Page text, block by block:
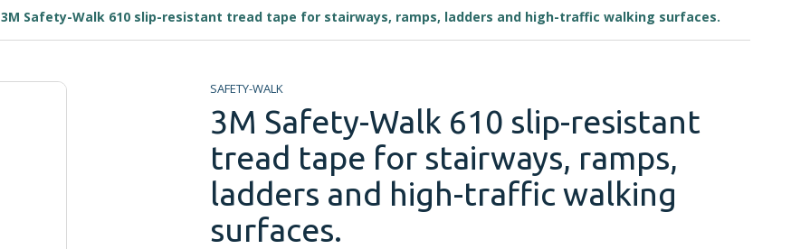
3M Safety-Walk 610 slip-resistant tread tape for stairways, ramps, ladders and high-traffic walking surfaces.
SAFETY-WALK
3M Safety-Walk 610 slip-resistant
tread tape for stairways, ramps,
ladders and high-traffic walking
surfaces.